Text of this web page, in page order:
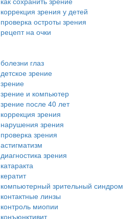
коррекция зрения у детей
проверка остроты зрения
рецепт на очки
болезни глаз
детское зрение
зрение
зрение и компьютер
зрение после 40 лет
коррекция зрения
нарушения зрения
проверка зрения
астигматизм
диагностика зрения
катаракта
кератит
компьютерный зрительный синдром
контактные линзы
контроль миопии
конъюнктивит